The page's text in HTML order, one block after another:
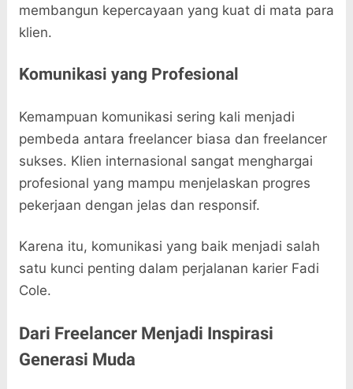
membangun kepercayaan yang kuat di mata para
klien.
Komunikasi yang Profesional
Kemampuan komunikasi sering kali menjadi
pembeda antara freelancer biasa dan freelancer
sukses. Klien internasional sangat menghargai
profesional yang mampu menjelaskan progres
pekerjaan dengan jelas dan responsif.
Karena itu, komunikasi yang baik menjadi salah
satu kunci penting dalam perjalanan karier Fadi
Cole.
Dari Freelancer Menjadi Inspirasi
Generasi Muda